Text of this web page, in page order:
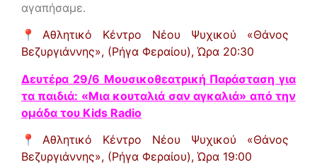
αγαπήσαμε.
📍 Αθλητικό Κέντρο Νέου Ψυχικού «Θάνος
Βεζυργιάννης», (Ρήγα Φεραίου),Ώρα 20:30
Δευτέρα 29/6 Μουσικοθεατρική Παράσταση για
τα παιδιά: «Μια κουταλιά σαν αγκαλιά» από την
ομάδα του Kids Radio
📍Αθλητικό Κέντρο Νέου Ψυχικού «Θάνος
Βεζυργιάννης», (Ρήγα Φεραίου),Ώρα 19:00